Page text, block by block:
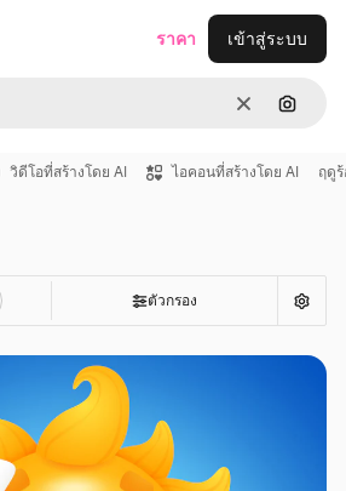
ชัดเจนค้นหา
ราคา เข้าสู่ระบบ
วิดีโอที่สร้างโดย AI ไอคอนที่สร้างโดย AI ฤดู
ตัวกรอง